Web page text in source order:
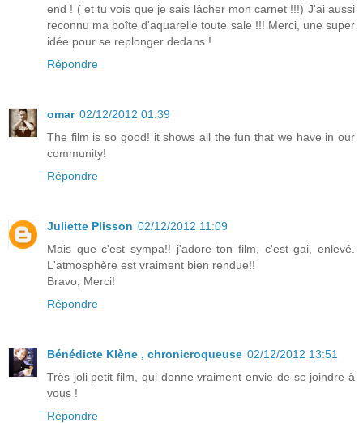
end ! ( et tu vois que je sais lâcher mon carnet !!!) J'ai aussi
reconnu ma boîte d'aquarelle toute sale !!! Merci, une super
idée pour se replonger dedans !
Répondre
omar 02/12/2012 01:39
The film is so good! it shows all the fun that we have in our
community!
Répondre
Juliette Plisson 02/12/2012 11:09
Mais que c'est sympa!! j'adore ton film, c'est gai, enlevé.
L'atmosphère est vraiment bien rendue!!
Bravo, Merci!
Répondre
Bénédicte Klène , chronicroqueuse 02/12/2012 13:51
Très joli petit film, qui donne vraiment envie de se joindre à
vous !
Répondre